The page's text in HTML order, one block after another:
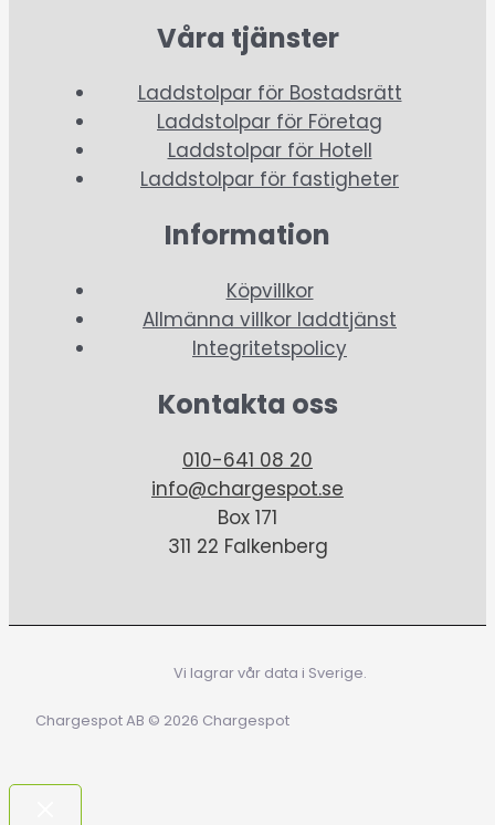
Våra tjänster
Laddstolpar för Bostadsrätt
Laddstolpar för Företag
Laddstolpar för Hotell
Laddstolpar för fastigheter
Information
Köpvillkor
Allmänna villkor laddtjänst
Integritetspolicy
Kontakta oss
010-641 08 20
info@chargespot.se
Box 171
311 22 Falkenberg
Vi lagrar vår data i Sverige.
Chargespot AB © 2026 Chargespot